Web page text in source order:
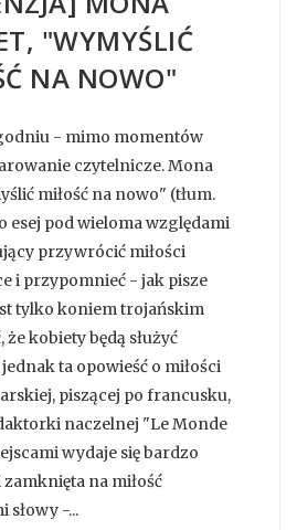
"WYMYŚLIĆ
NA NOWO"
- mimo momentów
czytelnicze. Mona
miłość na nowo" (tłum.
esej pod wieloma względami
przywrócić miłości
i przypomnieć - jak pisze
tylko koniem trojańskim
kobiety będą służyć
ta opowieść o miłości
piszącej po francusku,
naczelnej "Le Monde
wydaje się bardzo
na miłość
słowy -...